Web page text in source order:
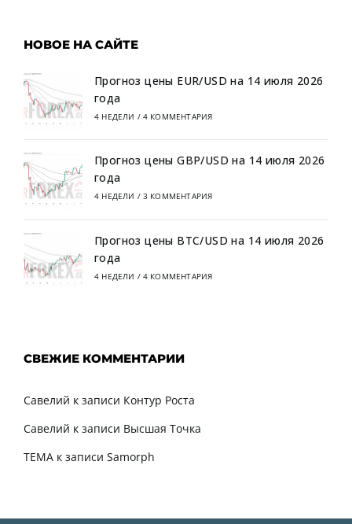
НОВОЕ НА САЙТЕ
Прогноз цены EUR/USD на 14 июля 2026
года
4 НЕДЕЛИ / 4 КОММЕНТАРИЯ
Прогноз цены GBP/USD на 14 июля 2026
года
4 НЕДЕЛИ / 3 КОММЕНТАРИЯ
Прогноз цены BTC/USD на 14 июля 2026
года
4 НЕДЕЛИ / 4 КОММЕНТАРИЯ
СВЕЖИЕ КОММЕНТАРИИ
Савелий к записи Контур Роста
Савелий к записи Высшая Точка
TEMA к записи Samorph